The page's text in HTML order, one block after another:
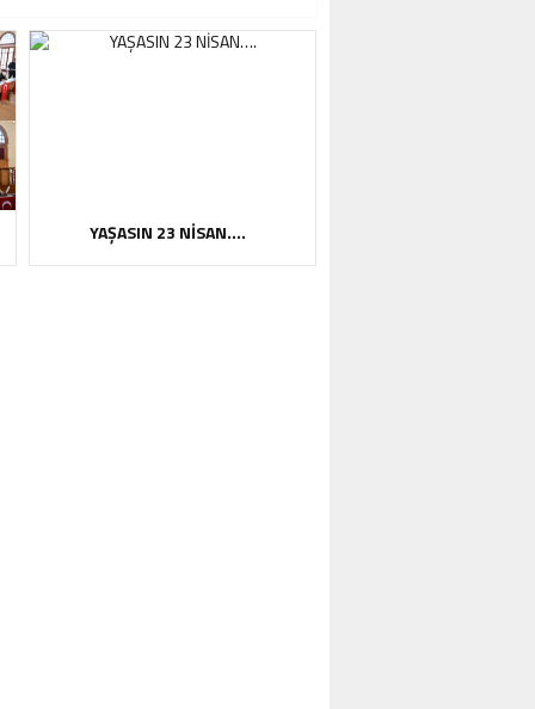
YAŞASIN 23 NİSAN….